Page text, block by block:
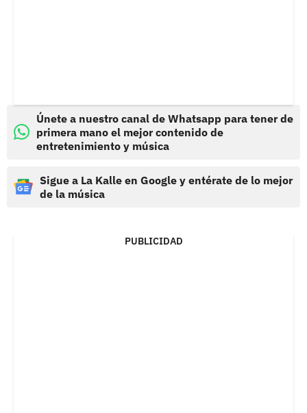
Únete a nuestro canal de Whatsapp para tener de
primera mano el mejor contenido de
entretenimiento y música
Sigue a La Kalle en Google y entérate de lo mejor
de la música
PUBLICIDAD